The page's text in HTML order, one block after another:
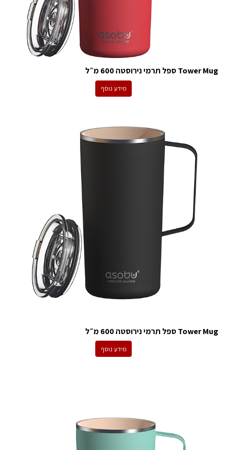
Tower Mug ספל תרמי נירוסטה 600 מ״ל
מידע נוסף
Tower Mug ספל תרמי נירוסטה 600 מ״ל
מידע נוסף